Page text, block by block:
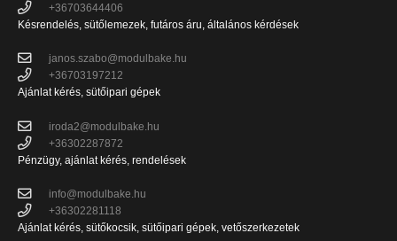
+36703644406
Késrendelés, sütőlemezek, futáros áru, általános kérdések
janos.szabo@modulbake.hu
+36703197212
Ajánlat kérés, sütőipari gépek
iroda2@modulbake.hu
+36302287872
Pénzügy, ajánlat kérés, rendelések
info@modulbake.hu
+36302281118
Ajánlat kérés, sütőkocsik, sütőipari gépek, vetőszerkezetek